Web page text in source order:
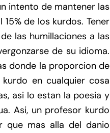
intento de mantener las
de los kurdos. Tener
las humillaciones a las
de su idioma.
donde la proporcion de
en cualquier cosa
asi lo estan la poesia y
Asi, un profesor kurdo
que mas alla del danio